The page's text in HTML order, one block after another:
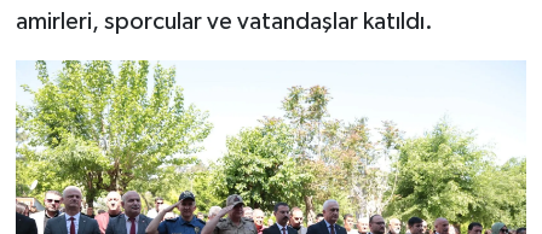
amirleri, sporcular ve vatandaşlar katıldı.